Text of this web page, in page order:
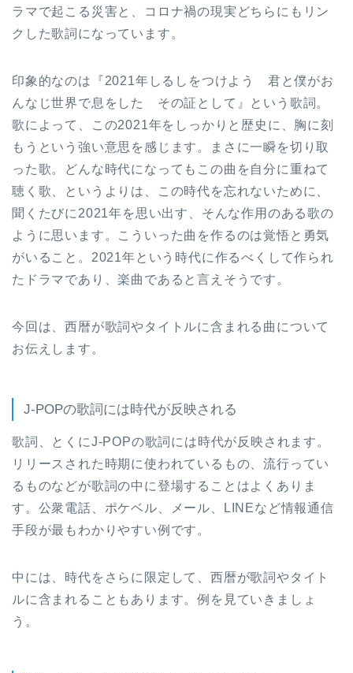
ラマで起こる災害と、コロナ禍の現実どちらにもリン
クした歌詞になっています。
印象的なのは『2021年しるしをつけよう 君と僕がお
んなじ世界で息をした その証として』という歌詞。
歌によって、この2021年をしっかりと歴史に、胸に刻
もうという強い意思を感じます。まさに一瞬を切り取
った歌。どんな時代になってもこの曲を自分に重ねて
聴く歌、というよりは、この時代を忘れないために、
聞くたびに2021年を思い出す、そんな作用のある歌の
ように思います。こういった曲を作るのは覚悟と勇気
がいること。2021年という時代に作るべくして作られ
たドラマであり、楽曲であると言えそうです。
今回は、西暦が歌詞やタイトルに含まれる曲について
お伝えします。
J-POPの歌詞には時代が反映される
歌詞、とくにJ-POPの歌詞には時代が反映されます。
リリースされた時期に使われているもの、流行ってい
るものなどが歌詞の中に登場することはよくありま
す。公衆電話、ポケベル、メール、LINEなど情報通信
手段が最もわかりやすい例です。
中には、時代をさらに限定して、西暦が歌詞やタイト
ルに含まれることもあります。例を見ていきましょ
う。